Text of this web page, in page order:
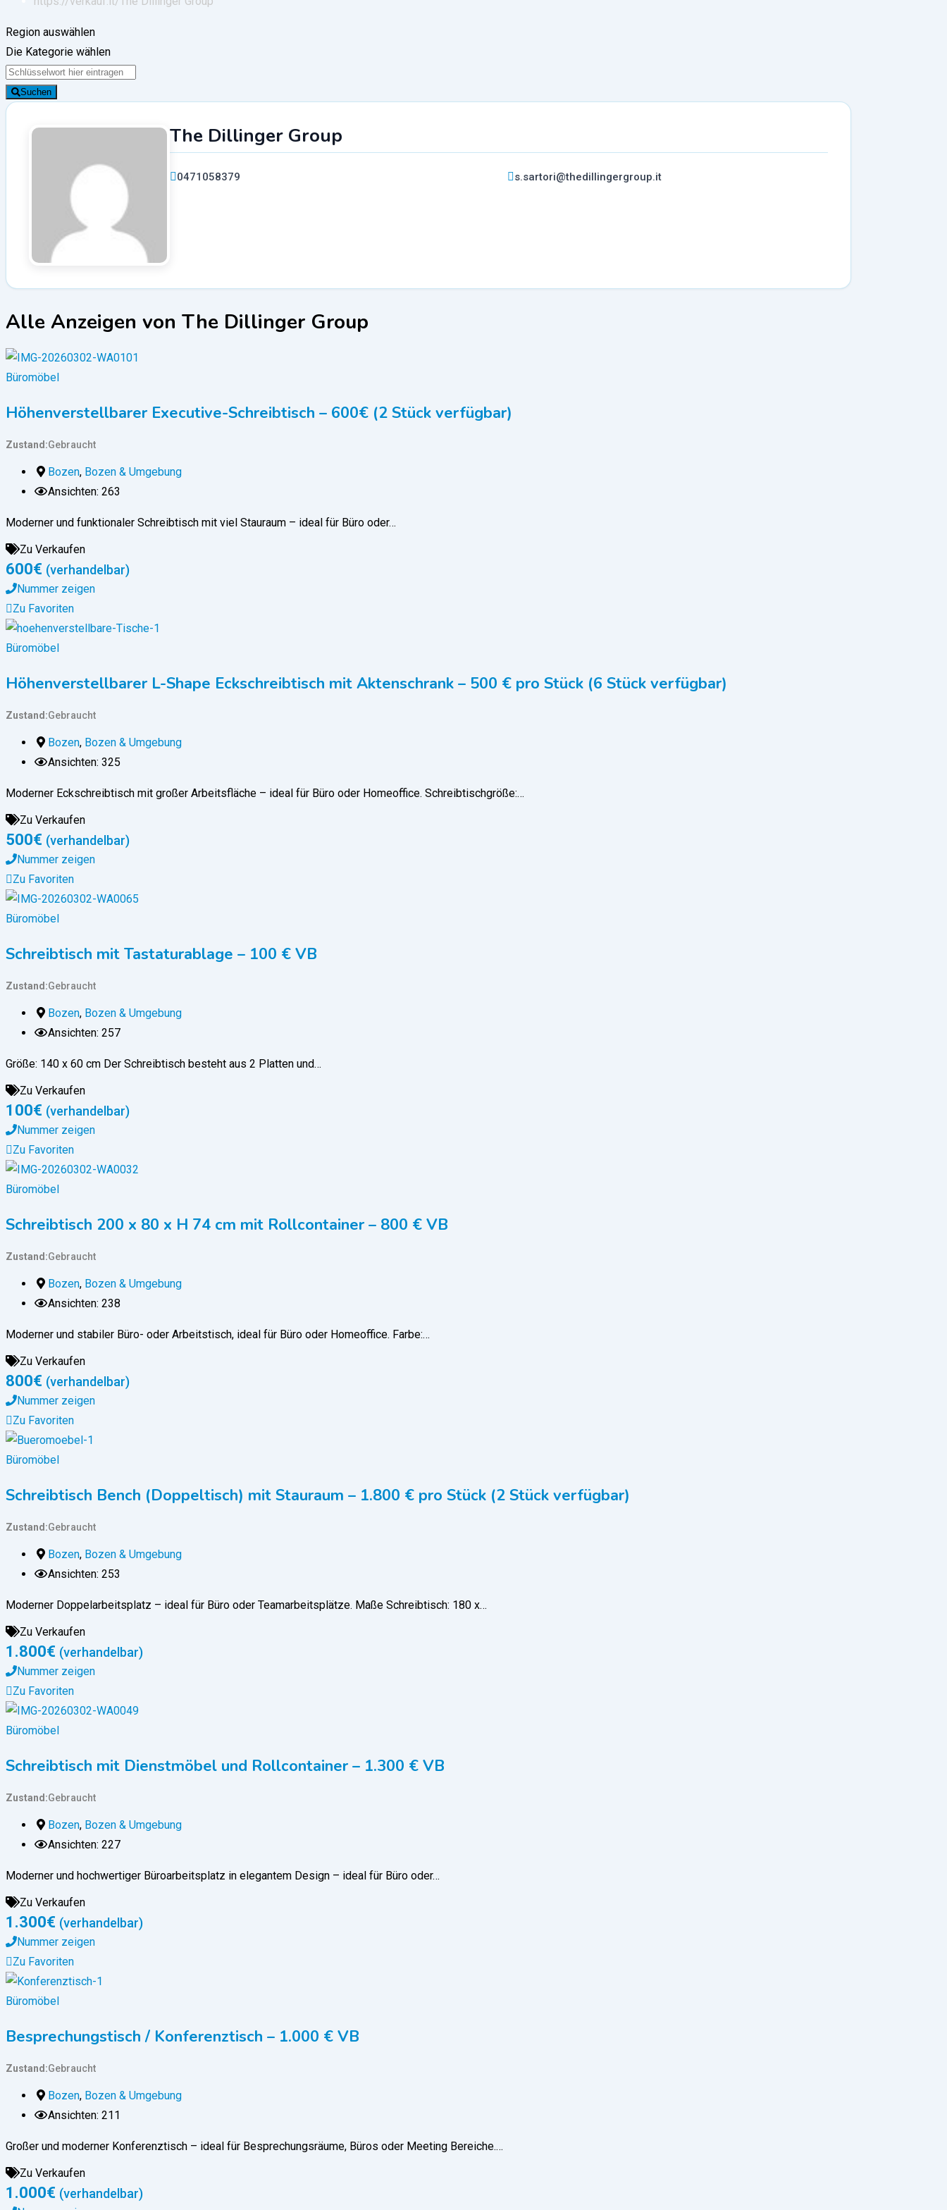
Region auswählen
Die Kategorie wählen
Suchen
The Dillinger Group
0471058379 s.sartori@thedillingergroup.it
Alle Anzeigen von The Dillinger Group
Büromöbel
Höhenverstellbarer Executive-Schreibtisch – 600€ (2 Stück verfügbar)
Zustand Gebraucht
Bozen, Bozen & Umgebung
Ansichten: 263
Moderner und funktionaler Schreibtisch mit viel Stauraum – ideal für Büro oder…
Zu Verkaufen
600€ (verhandelbar)
Nummer zeigen
Zu Favoriten
Büromöbel
Höhenverstellbarer L-Shape Eckschreibtisch mit Aktenschrank – 500 € pro Stück (6 Stück verfügbar)
Zustand Gebraucht
Bozen, Bozen & Umgebung
Ansichten: 325
Moderner Eckschreibtisch mit großer Arbeitsfläche – ideal für Büro oder Homeoffice. Schreibtischgröße:…
Zu Verkaufen
500€ (verhandelbar)
Nummer zeigen
Zu Favoriten
Büromöbel
Schreibtisch mit Tastaturablage – 100 € VB
Zustand Gebraucht
Bozen, Bozen & Umgebung
Ansichten: 257
Größe: 140 x 60 cm Der Schreibtisch besteht aus 2 Platten und…
Zu Verkaufen
100€ (verhandelbar)
Nummer zeigen
Zu Favoriten
Büromöbel
Schreibtisch 200 x 80 x H 74 cm mit Rollcontainer – 800 € VB
Zustand Gebraucht
Bozen, Bozen & Umgebung
Ansichten: 238
Moderner und stabiler Büro- oder Arbeitstisch, ideal für Büro oder Homeoffice. Farbe:…
Zu Verkaufen
800€ (verhandelbar)
Nummer zeigen
Zu Favoriten
Büromöbel
Schreibtisch Bench (Doppeltisch) mit Stauraum – 1.800 € pro Stück (2 Stück verfügbar)
Zustand Gebraucht
Bozen, Bozen & Umgebung
Ansichten: 253
Moderner Doppelarbeitsplatz – ideal für Büro oder Teamarbeitsplätze. Maße Schreibtisch: 180 x…
Zu Verkaufen
1.800€ (verhandelbar)
Nummer zeigen
Zu Favoriten
Büromöbel
Schreibtisch mit Dienstmöbel und Rollcontainer – 1.300 € VB
Zustand Gebraucht
Bozen, Bozen & Umgebung
Ansichten: 227
Moderner und hochwertiger Büroarbeitsplatz in elegantem Design – ideal für Büro oder…
Zu Verkaufen
1.300€ (verhandelbar)
Nummer zeigen
Zu Favoriten
Büromöbel
Besprechungstisch / Konferenztisch – 1.000 € VB
Zustand Gebraucht
Bozen, Bozen & Umgebung
Ansichten: 211
Großer und moderner Konferenztisch – ideal für Besprechungsräume, Büros oder Meeting Bereiche.…
Zu Verkaufen
1.000€ (verhandelbar)